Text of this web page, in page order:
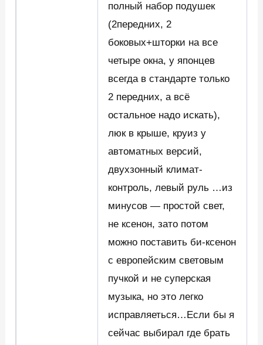
полный набор подушек
(2передних, 2
боковых+шторки на все
четыре окна, у японцев
всегда в стандарте только
2 передних, а всё
остальное надо искать),
люк в крыше, круиз у
автоматных версий,
двухзонный климат-
контроль, левый руль …из
минусов — простой свет,
не ксенон, зато потом
можно поставить би-ксенон
с европейским световым
пучкой и не суперская
музыка, но это легко
исправляеться…Если бы я
сейчас выбирал где брать